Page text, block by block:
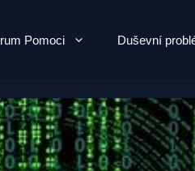
Pomoci Duševní